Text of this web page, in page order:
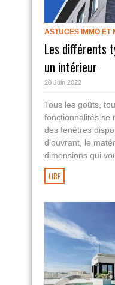
ASTUCES IMMO ET
Les différents
un intérieur
20 Juin 2022
Tous les goûts,
fonctionnalités se
des fenêtres
d’ouvrant, le
dimensions qui
LIRE